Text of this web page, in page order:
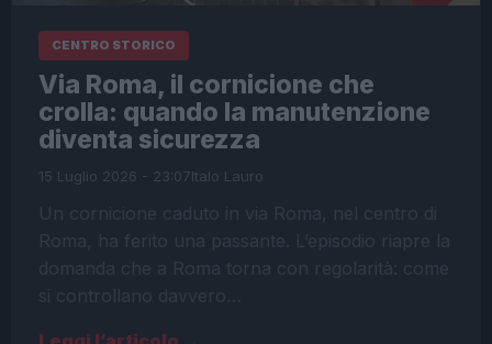
CENTRO STORICO
Via Roma, il cornicione che
crolla: quando la manutenzione
diventa sicurezza
15 Luglio 2026 - 23:07Italo Lauro
Un cornicione caduto in via Roma, nel centro di
Roma, ha ferito una passante. L’episodio riapre la
domanda che a Roma torna con regolarità: come
si controllano davvero…